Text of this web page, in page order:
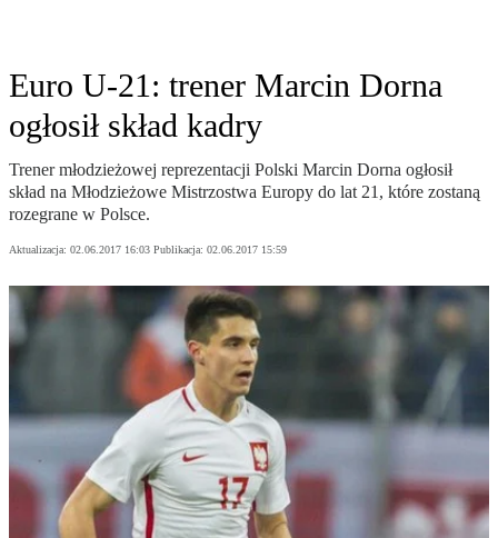
Euro U-21: trener Marcin Dorna
ogłosił skład kadry
Trener młodzieżowej reprezentacji Polski Marcin Dorna ogłosił
skład na Młodzieżowe Mistrzostwa Europy do lat 21, które zostaną
rozegrane w Polsce.
Aktualizacja: 02.06.2017 16:03 Publikacja: 02.06.2017 15:59